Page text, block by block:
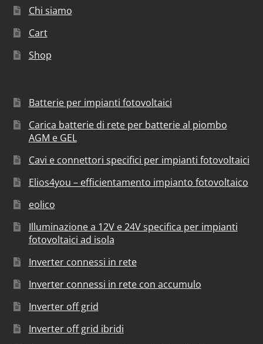
Chi siamo
Cart
Shop
Batterie per impianti fotovoltaici
Carica batterie di rete per batterie al piombo
AGM e GEL
Cavi e connettori specifici per impianti fotovoltaici
Elios4you – efficientamento impianto fotovoltaico
eolico
Illuminazione a 12V e 24V specifica per impianti
fotovoltaici ad isola
Inverter connessi in rete
Inverter connessi in rete con accumulo
Inverter off grid
Inverter off grid ibridi